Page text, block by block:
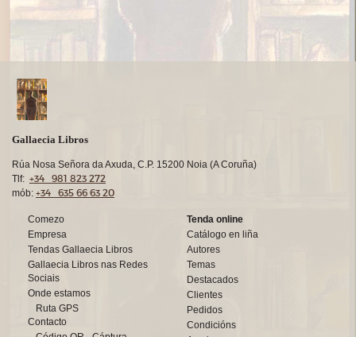
Gallaecia Libros
Rúa Nosa Señora da Axuda, C.P. 15200 Noia (A Coruña)
Tlf: +34 981 823 272
mób: +34 635 66 63 20
Comezo
Empresa
Tendas Gallaecia Libros
Gallaecia Libros nas Redes
Sociais
Onde estamos
Ruta GPS
Contacto
Tenda online
Catálogo en liña
Autores
Temas
Destacados
Clientes
Pedidos
Condicións